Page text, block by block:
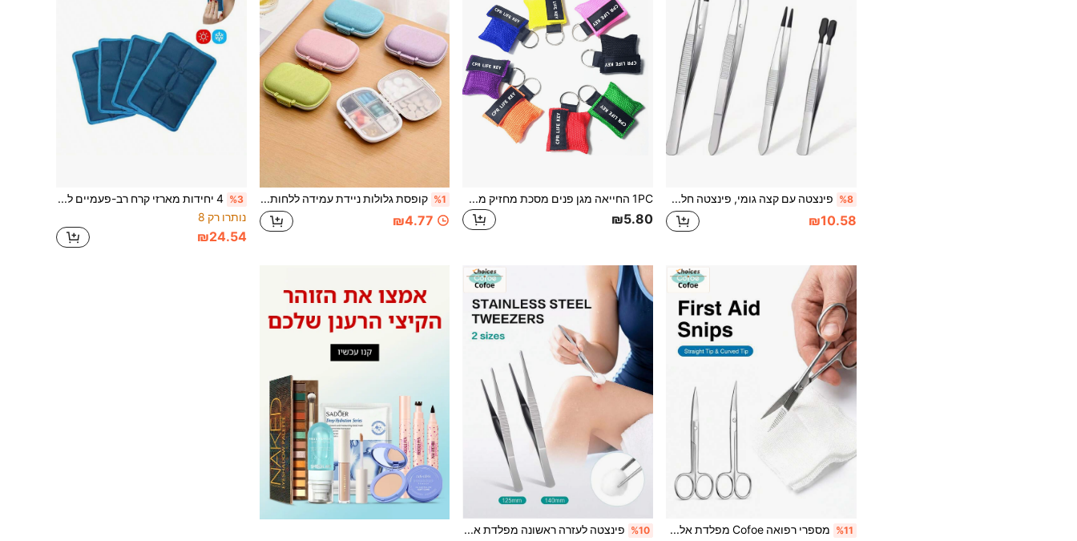
%8 פינצטה עם קצה גומי, פינצטה חלקה ישרה וזוויתית מצופה גומי/PVC/סיליקון, פינצטה מחודדת
₪10.58
1PC החייאה מגן פנים מסכת מחזיק מפתחות מפתחות חיצוני חירום ערכת החייאה מגני פנים כיס מסכת כלים עבור חירום ערכת תיק
₪5.80
%1 קופסת גלולות ניידת עמידה ללחות, יוניסקס, רב-פעמית, נוחה לנסיעות, תכנון תרופות יומי, יכולה לאחסן ויטמינים, תרופות ותוספי בריאות, אביזר חיוני לבית ולנסיעות, תיק גלולות, קופסת גלולות, בקבוק גלולות, תיק בית חולים, ערכת עזרה ראשונה, קופסת אחסון תרופות, תיק אחסון תרופות, חיוני לנסיעות, חיוני לשייט, קופסת גלולות חיונית לחופשה, קופסת תרופות, קופסת גלולות
₪4.77
%3
4 יחידות מארזי קרח רב-פעמיים למקררים, (6"X4"X0.7") מארזי הקפאה דקים, מקרר קטן לעזרה ראשונה
נותרו רק 8
₪24.54
%11 מספרי רפואה Cofoe מפלדת אל-חלד, מספרי עזרה ראשונה חדים לחיתוך גזה, תחבושות וסרט הדבקה, לערכת חירום ביתית ואספקה סיעודית %10
פינצטה לעזרה ראשונה מפלדת אל-חלד של Cofoe, פינצטה מחודדת ומדויקת להסרת קוצים, איסוף חלקיקים קטנים, ערכת עזרה ראשונה לבית ולנסיעות